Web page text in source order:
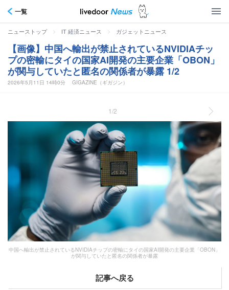
一覧
ニューストップ > IT 経済ニュース > ガジェットニュース
【画像】中国へ輸出が禁止されているNVIDIAチッ
プの密輸にタイの国家AI開発の主要企業「OBON」
が関与していたと匿名の関係者が暴露 1/2
2026年5月11日 14時0分 GIGAZINE（ギガジン）
1/2
中国へ輸出が禁止されているNVIDIAチップの密輸にタイの国家AI開発の主要企業「OBON」
が関与していたと匿名の関係者が暴露
記事へ戻る